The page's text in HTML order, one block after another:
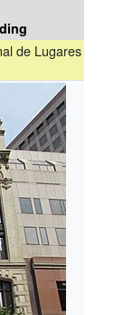
de Lugares